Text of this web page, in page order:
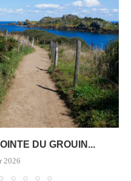
DU GROUIN...
2026